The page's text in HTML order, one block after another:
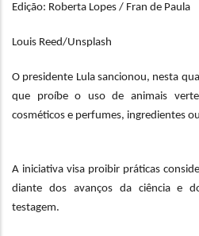
Edição: Roberta Lopes / Fran de Paula
Louis Reed/Unsplash
O presidente Lula sancionou, nesta
que proíbe o uso de animais
cosméticos e perfumes, ingredientes
A iniciativa visa proibir práticas
diante dos avanços da ciência e
testagem.